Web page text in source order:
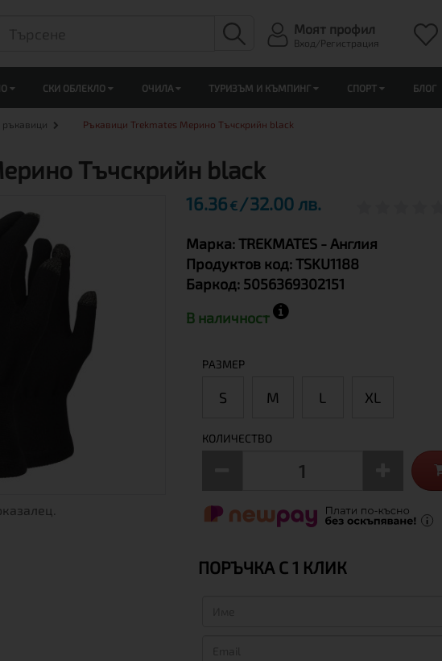
Моят профил
Вход/Регистрация
СКИ ОБЛЕКЛО ОЧИЛА ТУРИЗЪМ И КЪМПИНГ СПОРТ БЛОГ
ръкавици Ръкавици Trekmates Мерино Тъчскрийн black
Тъчскрийн black
16.36 € 32.00 лв.
Марка:TREKMATES - Англия
Продуктов код:TSKU1188
Баркод: 5056369302151
В наличност
РАЗМЕР
S М L XL
КОЛИЧЕСТВО
ПОРЪЧКА С 1 КЛИК